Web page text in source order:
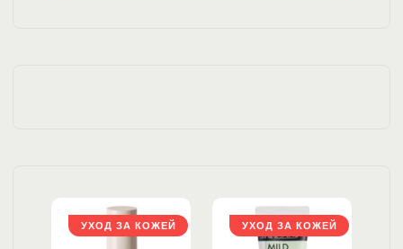
УХОД ЗА КОЖЕЙ УХОД ЗА КОЖЕЙ